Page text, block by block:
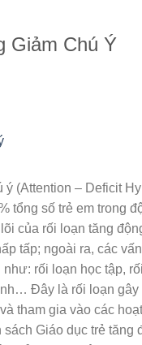
Giảm Chú Ý
ý (Attention – Deficit
tổng số trẻ em trong
của rối loạn tăng
tấp; ngoài ra, các
rối loạn học tập,
Đây là rối loạn gây
tham gia vào các
Giáo dục trẻ tăng